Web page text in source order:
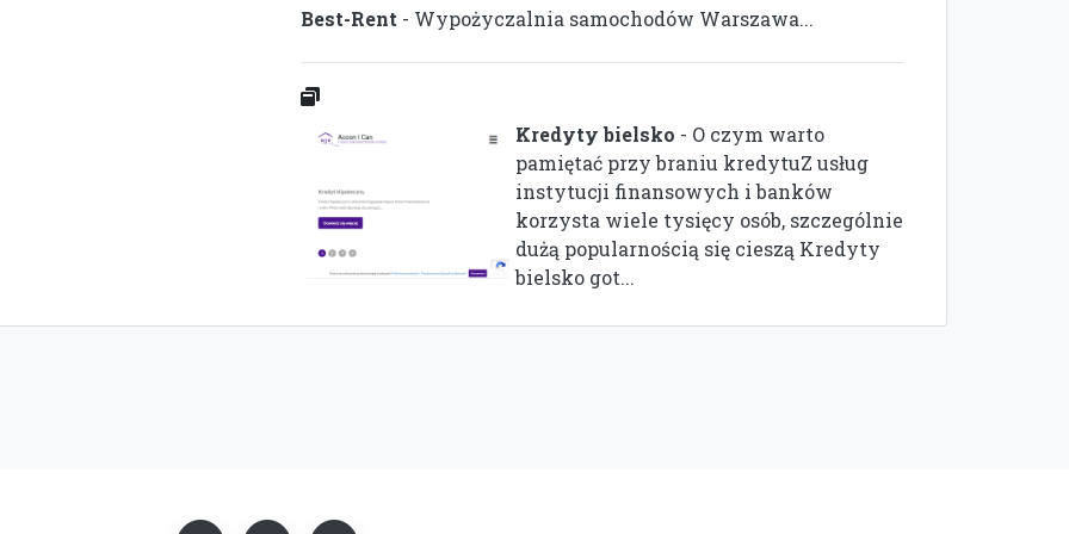
Best-Rent - Wypożyczalnia samochodów Warszawa...
Kredyty bielsko - O czym warto
pamiętać przy braniu kredytuZ usług
instytucji finansowych i banków
korzysta wiele tysięcy osób, szczególnie
dużą popularnością się cieszą Kredyty
bielsko got...